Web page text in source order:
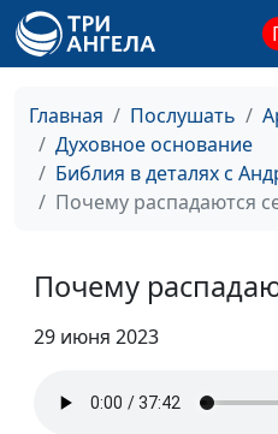
Главная Послушать
Духовное основание
Библия в деталях с
Почему распадаются
Почему
29 июня 2023
Он нашел Иисуса. А ты?
Апостол Павел
Победители и
побежденные. Твой
Христос воскрес! Как
праздновать пасху по
Шарлатанство или